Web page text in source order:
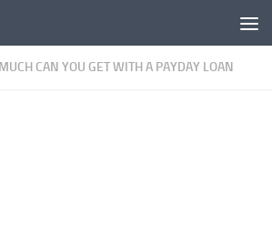
CAN YOU GET WITH A PAYDAY LOAN